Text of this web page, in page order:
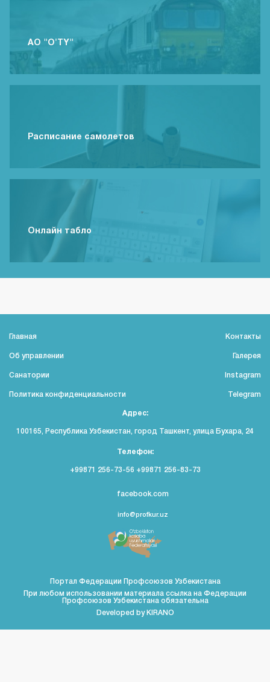
АО "O'TY"
Расписание самолетов
Онлайн табло
Главная
Об управлении
Санатории
Политика конфиденциальности
Контакты
Галерея
Instagram
Telegram
Адрес:
100165, Республика Узбекистан, город Ташкент, улица Бухара, 24
Телефон:
+99871 256-73-56 +99871 256-83-73
facebook.com
info@profkur.uz
Портал Федерации Профсоюзов Узбекистана
При любом использовании материала ссылка на Федерации
Профсоюзов Узбекистана обязательна
Developed by KIRANO